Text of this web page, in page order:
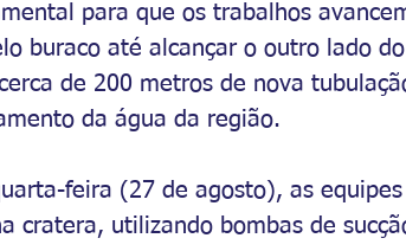
para que os trabalhos
buraco até alcançar o outro lado
de 200 metros de nova
da água da região.
feira (27 de agosto), as
cratera, utilizando bombas de